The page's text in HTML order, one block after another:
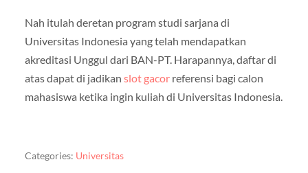
Nah itulah deretan program studi sarjana di
Universitas Indonesia yang telah mendapatkan
akreditasi Unggul dari BAN-PT. Harapannya, daftar di
atas dapat di jadikan slot gacorreferensi bagi calon
mahasiswa ketika ingin kuliah di Universitas Indonesia.
Categories: Universitas